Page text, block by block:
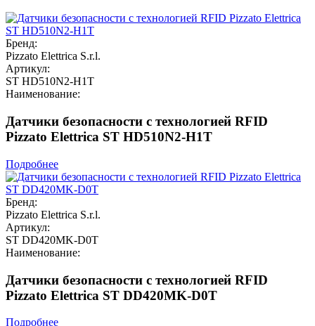
Бренд:
Pizzato Elettrica S.r.l.
Артикул:
ST HD510N2-H1T
Наименование:
Датчики безопасности с технологией RFID
Pizzato Elettrica ST HD510N2-H1T
Подробнее
Бренд:
Pizzato Elettrica S.r.l.
Артикул:
ST DD420MK-D0T
Наименование:
Датчики безопасности с технологией RFID
Pizzato Elettrica ST DD420MK-D0T
Подробнее